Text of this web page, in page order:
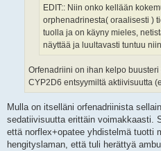
EDIT:: Niin onko kellään
orphenadrinesta( oraalisesti )
tuolla ja on käyny mieles,
näyttää ja luultavasti tuntuu
Orfenadriini on ihan kelpo
CYP2D6 entsyymiltä aktiivisuutta
Mulla on itselläni orfenadriinista
sedatiivisuutta erittäin voimakkaasti.
että norflex+opatee yhdistelmä tuotti
hengityslaman, että tuli herättyä